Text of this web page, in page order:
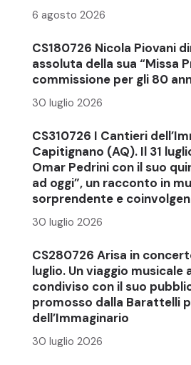
6 agosto 2026
CS180726 Nicola Piovani
assoluta della sua “Missa
commissione per gli 80
30 luglio 2026
CS310726 I Cantieri
Capitignano (AQ). Il 31
Omar Pedrini con il suo
ad oggi”, un racconto in
sorprendente e
30 luglio 2026
CS280726 Arisa in
luglio. Un viaggio
condiviso con il suo
promosso dalla Barattelli
dell’Immaginario
30 luglio 2026